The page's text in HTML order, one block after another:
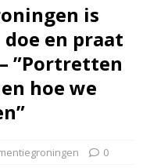
is
en praat
”Portretten
hoe we
0